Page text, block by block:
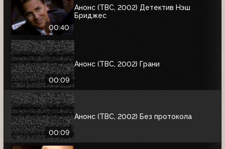
00:40
Анонс (ТВС, 2002) Детектив Нэш
Бриджес
00:09
Анонс (ТВС, 2002) Грани
00:09
Анонс (ТВС, 2002) Без протокола